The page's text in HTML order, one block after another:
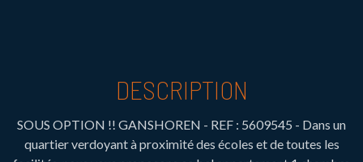
DESCRIPTION
SOUS OPTION !! GANSHOREN - REF : 5609545 - Dans un
quartier verdoyant à proximité des écoles et de toutes les